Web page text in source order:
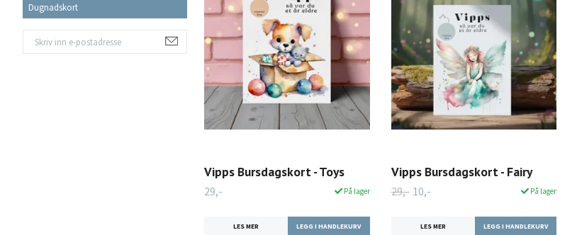
Dugnadskort
Vipps Bursdagskort - Toys
29,- På lager
LES MER
Vipps Bursdagskort - Fairy
29,- 10,- På lager
LES MER